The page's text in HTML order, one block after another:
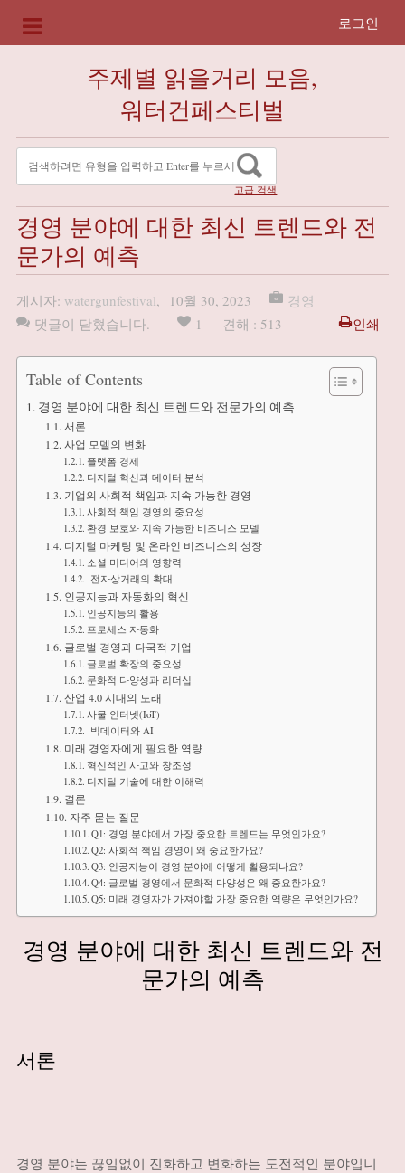
로그인
주제별 읽을거리 모음,
워터건페스티벌
고급 검색
경영 분야에 대한 최신 트렌드와 전
문가의 예측
게시자: watergunfestival, 10월 30, 2023
경영
댓글이 닫혔습니다.
1 견해 : 513 인쇄
Table of Contents
경영 분야에 대한 최신 트렌드와 전문가의 예측
서론
사업 모델의 변화
플랫폼 경제
디지털 혁신과 데이터 분석
기업의 사회적 책임과 지속 가능한 경영
사회적 책임 경영의 중요성
환경 보호와 지속 가능한 비즈니스 모델
디지털 마케팅 및 온라인 비즈니스의 성장
소셜 미디어의 영향력
전자상거래의 확대
인공지능과 자동화의 혁신
인공지능의 활용
프로세스 자동화
글로벌 경영과 다국적 기업
글로벌 확장의 중요성
문화적 다양성과 리더십
산업 4.0 시대의 도래
사물 인터넷(IoT)
빅데이터와 AI
미래 경영자에게 필요한 역량
혁신적인 사고와 창조성
디지털 기술에 대한 이해력
결론
자주 묻는 질문
Q1: 경영 분야에서 가장 중요한 트렌드는 무엇인가요?
Q2: 사회적 책임 경영이 왜 중요한가요?
Q3: 인공지능이 경영 분야에 어떻게 활용되나요?
Q4: 글로벌 경영에서 문화적 다양성은 왜 중요한가요?
Q5: 미래 경영자가 가져야할 가장 중요한 역량은 무엇인가요?
경영 분야에 대한 최신 트렌드와 전
문가의 예측
서론
경영 분야는 끊임없이 진화하고 변화하는 도전적인 분야입니